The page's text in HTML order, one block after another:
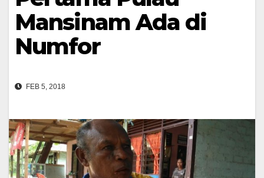
Mansinam Ada di
Numfor
FEB 5, 2018